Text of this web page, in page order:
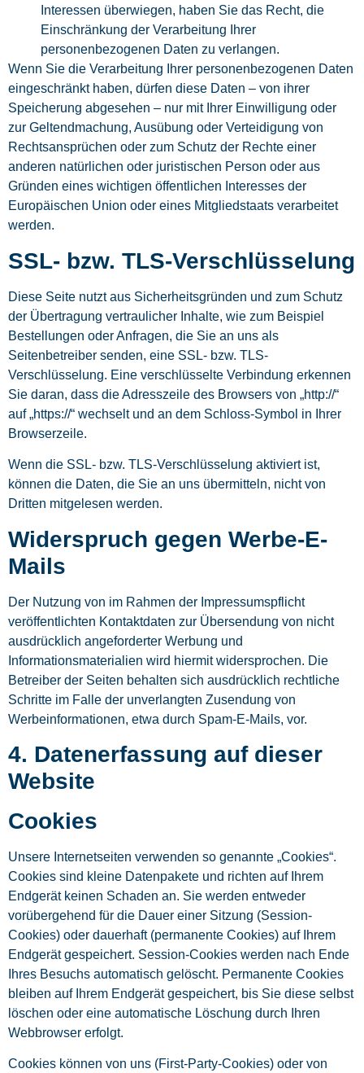
Interessen überwiegen, haben Sie das Recht, die
Einschränkung der Verarbeitung Ihrer
personenbezogenen Daten zu verlangen.
Wenn Sie die Verarbeitung Ihrer personenbezogenen Daten
eingeschränkt haben, dürfen diese Daten – von ihrer
Speicherung abgesehen – nur mit Ihrer Einwilligung oder
zur Geltendmachung, Ausübung oder Verteidigung von
Rechtsansprüchen oder zum Schutz der Rechte einer
anderen natürlichen oder juristischen Person oder aus
Gründen eines wichtigen öffentlichen Interesses der
Europäischen Union oder eines Mitgliedstaats verarbeitet
werden.
SSL- bzw. TLS-Verschlüsselung
Diese Seite nutzt aus Sicherheitsgründen und zum Schutz
der Übertragung vertraulicher Inhalte, wie zum Beispiel
Bestellungen oder Anfragen, die Sie an uns als
Seitenbetreiber senden, eine SSL- bzw. TLS-
Verschlüsselung. Eine verschlüsselte Verbindung erkennen
Sie daran, dass die Adresszeile des Browsers von „http://“
auf „https://“ wechselt und an dem Schloss-Symbol in Ihrer
Browserzeile.
Wenn die SSL- bzw. TLS-Verschlüsselung aktiviert ist,
können die Daten, die Sie an uns übermitteln, nicht von
Dritten mitgelesen werden.
Widerspruch gegen Werbe-E-
Mails
Der Nutzung von im Rahmen der Impressumspflicht
veröffentlichten Kontaktdaten zur Übersendung von nicht
ausdrücklich angeforderter Werbung und
Informationsmaterialien wird hiermit widersprochen. Die
Betreiber der Seiten behalten sich ausdrücklich rechtliche
Schritte im Falle der unverlangten Zusendung von
Werbeinformationen, etwa durch Spam-E-Mails, vor.
4. Datenerfassung auf dieser
Website
Cookies
Unsere Internetseiten verwenden so genannte „Cookies“.
Cookies sind kleine Datenpakete und richten auf Ihrem
Endgerät keinen Schaden an. Sie werden entweder
vorübergehend für die Dauer einer Sitzung (Session-
Cookies) oder dauerhaft (permanente Cookies) auf Ihrem
Endgerät gespeichert. Session-Cookies werden nach Ende
Ihres Besuchs automatisch gelöscht. Permanente Cookies
bleiben auf Ihrem Endgerät gespeichert, bis Sie diese selbst
löschen oder eine automatische Löschung durch Ihren
Webbrowser erfolgt.
Cookies können von uns (First-Party-Cookies) oder von